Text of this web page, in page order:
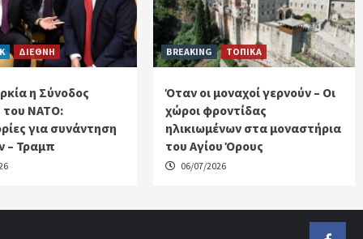
ΔΙΕΘΝΗ
η Σύνοδος
ΝΑΤΟ:
για συνάντηση
– Τραμπ
BREAKING ΤΟΠΙΚΑ
Όταν οι μοναχοί γερνούν – Οι
χώροι φροντίδας
ηλικιωμένων στα μοναστήρια
του Αγίου Όρους
06/07/2026